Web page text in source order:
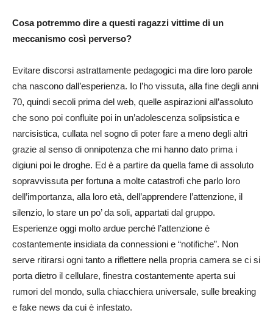
Cosa potremmo dire a questi ragazzi vittime di un
meccanismo così perverso?
Evitare discorsi astrattamente pedagogici ma dire loro parole
cha nascono dall’esperienza. Io l’ho vissuta, alla fine degli anni
70, quindi secoli prima del web, quelle aspirazioni all’assoluto
che sono poi confluite poi in un’adolescenza solipsistica e
narcisistica, cullata nel sogno di poter fare a meno degli altri
grazie al senso di onnipotenza che mi hanno dato prima i
digiuni poi le droghe. Ed è a partire da quella fame di assoluto
sopravvissuta per fortuna a molte catastrofi che parlo loro
dell’importanza, alla loro età, dell’apprendere l’attenzione, il
silenzio, lo stare un po’ da soli, appartati dal gruppo.
Esperienze oggi molto ardue perché l’attenzione è
costantemente insidiata da connessioni e “notifiche”. Non
serve ritirarsi ogni tanto a riflettere nella propria camera se ci si
porta dietro il cellulare, finestra costantemente aperta sui
rumori del mondo, sulla chiacchiera universale, sulle breaking
e fake news da cui è infestato.